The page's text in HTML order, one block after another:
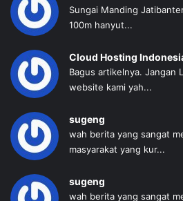
Sungai Manding
100m hanyut...
Cloud Hosting
Bagus artikelnya. Jangan
website kami yah...
sugeng
wah berita yang sangat
masyarakat yang kur...
sugeng
wah berita yang sangat